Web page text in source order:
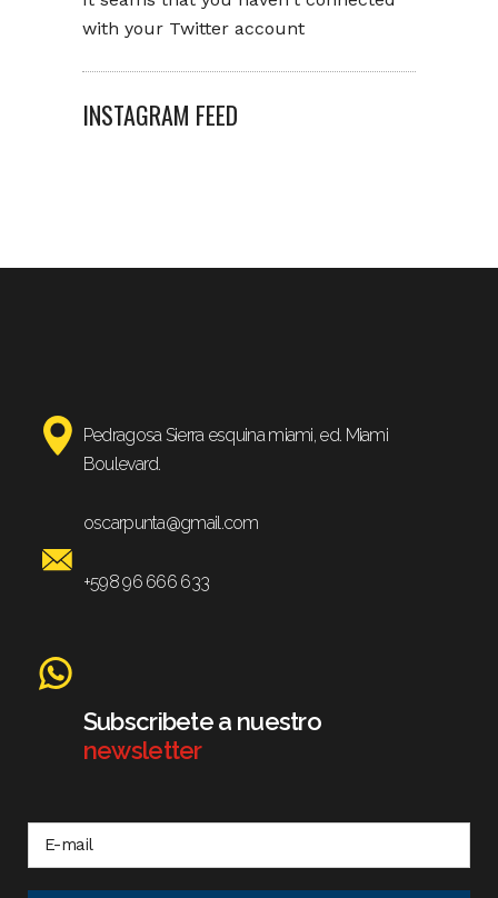
with your Twitter account
INSTAGRAM FEED
Pedragosa Sierra esquina miami, ed. Miami
Boulevard.
oscarpunta@gmail.com
+598 96 666 633
Subscribete a nuestro
newsletter